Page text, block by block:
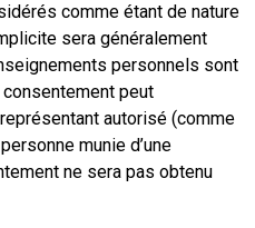
comme étant de nature
sera généralement
personnels sont
peut
autorisé (comme
munie d’une
ne sera pas obtenu